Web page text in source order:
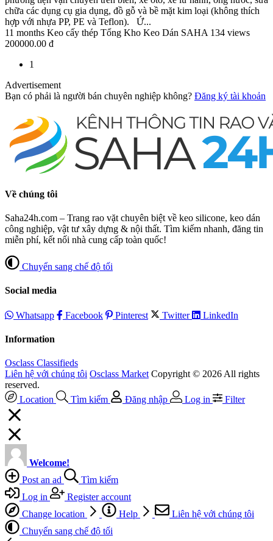
chữa các dụng cụ gia dụng, đồ gỗ và bề mặt kim loại (không thích
hợp với nhựa PP, PE và Teflon). Ứ...
11 months Keo cấy thép Tổng Kho Keo Dán SAHA 134 views
200000.00 đ
1
Advertisement
Bạn có phải là người bán chuyên nghiệp không? Đăng ký tài khoản
Về chúng tôi
Saha24h.com – Trang rao vặt chuyên biệt về keo silicone, keo dán
công nghiệp, vật tư xây dựng & nội thất. Tìm kiếm nhanh, đăng tin
miễn phí, kết nối nhà cung cấp toàn quốc!
Chuyển sang chế độ tối
Social media
Whatsapp Facebook Pinterest Twitter LinkedIn
Information
Osclass Classifieds
Liên hệ với chúng tôi Osclass Market Copyright © 2026 All rights
reserved.
Location
Tìm kiếm Đăng nhập Log in Filter
Welcome!
Post an ad
Tìm kiếm
Log in
Register account
Change location
Help
Liên hệ với chúng tôi
Chuyển sang chế độ tối